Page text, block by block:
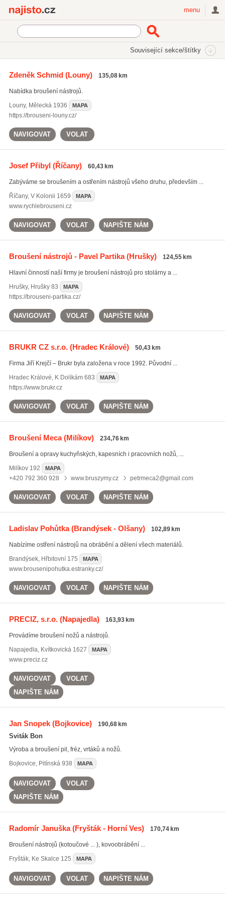
menu
Související sekce/štítky
Zdeněk Schmid(Louny) 135,08 km
Nabídka broušení nástrojů.
Louny, Mělecká 1936 MAPA
https://brouseni-louny.cz/
NAVIGOVAT VOLAT
Josef Přibyl(Říčany) 60,43 km
Zabýváme se broušením a ostřením nástrojů všeho druhu, především ...
Říčany, V Kolonii 1659 MAPA
www.rychlebrouseni.cz
NAVIGOVAT VOLAT NAPIŠTE NÁM
Broušení nástrojů - Pavel Partika(Hrušky) 124,55 km
Hlavní činností naší firmy je broušení nástrojů pro stolárny a ...
Hrušky, Hrušky 83 MAPA
https://brouseni-partika.cz/
NAVIGOVAT VOLAT NAPIŠTE NÁM
BRUKR CZ s.r.o.(Hradec Králové) 50,43 km
Firma Jiří Krejčí – Brukr byla založena v roce 1992. Původní ...
Hradec Králové, K Dolíkám 683 MAPA
https://www.brukr.cz
NAVIGOVAT VOLAT NAPIŠTE NÁM
Broušení Meca(Milíkov) 234,76 km
Broušení a opravy kuchyňských, kapesních i pracovních nožů, ...
Milíkov192 MAPA
+420 792 360 928 www.bruszymy.cz petrmeca2@gmail.com
NAVIGOVAT VOLAT NAPIŠTE NÁM
Ladislav Pohůtka(Brandýsek - Olšany) 102,89 km
Nabízíme ostření nástrojů na obrábění a dělení všech materiálů.
Brandýsek, Hřbitovní 175 MAPA
www.brousenipohutka.estranky.cz/
NAVIGOVAT VOLAT NAPIŠTE NÁM
PRECIZ, s.r.o.(Napajedla) 163,93 km
Provádíme broušení nožů a nástrojů.
Napajedla, Kvítkovická 1627 MAPA
www.preciz.cz
NAVIGOVAT
VOLAT
NAPIŠTE NÁM
Jan Snopek(Bojkovice) 190,68 km
Sviták Bon
Výroba a broušení pil, fréz, vrtáků a nožů.
Bojkovice, Pitínská 938 MAPA
NAVIGOVAT
VOLAT
NAPIŠTE NÁM
Radomír Januška(Fryšták - Horní Ves) 170,74 km
Broušení nástrojů (kotoučové ... ), kovoobrábění ...
Fryšták, Ke Skalce 125 MAPA
NAVIGOVAT VOLAT NAPIŠTE NÁM